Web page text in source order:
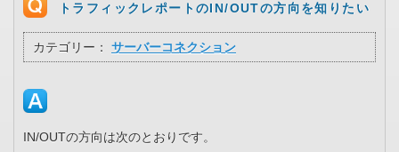
トラフィックレポートのIN/OUTの方向を知りたい
カテゴリー： サーバーコネクション
IN/OUTの方向は次のとおりです。